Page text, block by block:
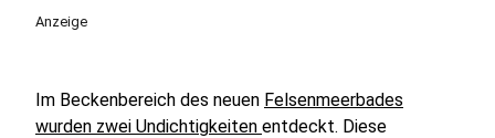
Anzeige
Im Beckenbereich des neuen Felsenmeerbades
wurden zwei Undichtigkeiten entdeckt. Diese